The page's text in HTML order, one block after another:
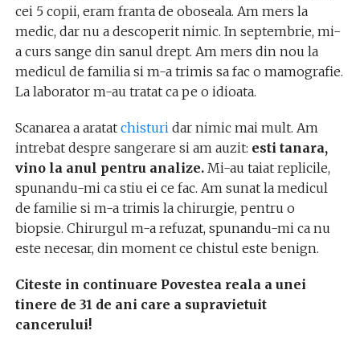
cei 5 copii, eram franta de oboseala. Am mers la
medic, dar nu a descoperit nimic. In septembrie, mi-
a curs sange din sanul drept. Am mers din nou la
medicul de familia si m-a trimis sa fac o mamografie.
La laborator m-au tratat ca pe o idioata.
Scanarea a aratat chisturidar nimic mai mult. Am
intrebat despre sangerare si am auzit: esti tanara,
vino la anul pentru analize.Mi-au taiat replicile,
spunandu-mi ca stiu ei ce fac. Am sunat la medicul
de familie si m-a trimis la chirurgie, pentru o
biopsie. Chirurgul m-a refuzat, spunandu-mi ca nu
este necesar, din moment ce chistul este benign.
Citeste in continuare Povestea reala a unei
tinere de 31 de ani care a supravietuit
cancerului!